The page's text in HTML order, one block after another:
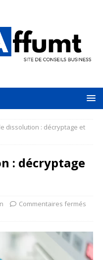
dissolution : décryptage et
: décryptage
Commentaires fermés